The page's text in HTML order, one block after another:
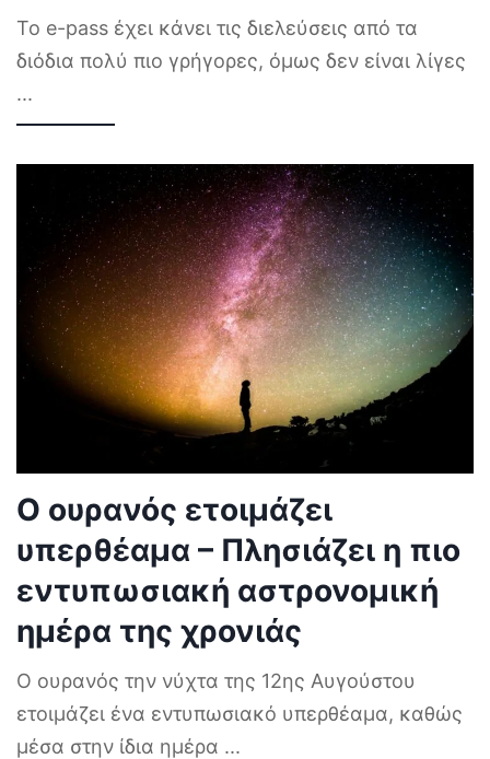
Το e-pass έχει κάνει τις διελεύσεις από τα
διόδια πολύ πιο γρήγορες, όμως δεν είναι λίγες
...
Ο ουρανός ετοιμάζει
υπερθέαμα – Πλησιάζει η πιο
εντυπωσιακή αστρονομική
ημέρα της χρονιάς
Ο ουρανός την νύχτα της 12ης Αυγούστου
ετοιμάζει ένα εντυπωσιακό υπερθέαμα, καθώς
μέσα στην ίδια ημέρα ...